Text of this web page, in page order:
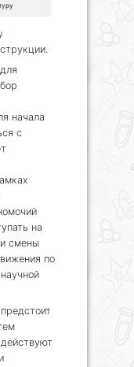
для
начала
с
на
смены
по